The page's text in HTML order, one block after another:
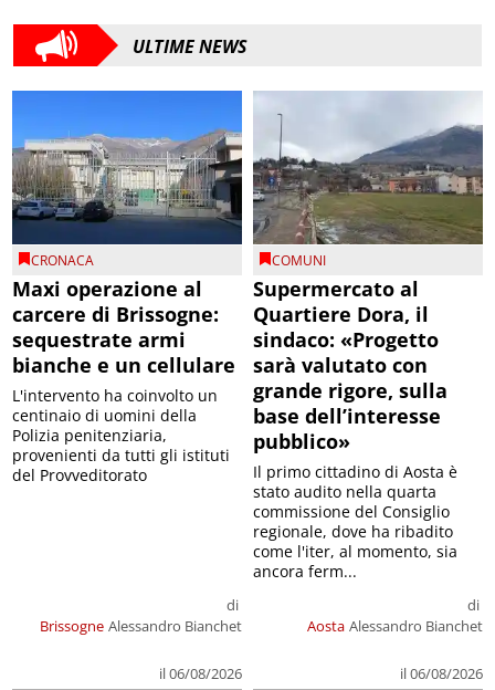
ULTIME NEWS
CRONACA
Maxi operazione al
carcere di Brissogne:
sequestrate armi
bianche e un cellulare
Brissogne
di
Alessandro Bianchet
il 06/08/2026
L'intervento ha coinvolto un
centinaio di uomini della
Polizia penitenziaria,
provenienti da tutti gli istituti
del Provveditorato
COMUNI
Supermercato al
Quartiere Dora, il
sindaco: «Progetto
sarà valutato con
grande rigore, sulla
base dell’interesse
pubblico»
Aosta
di
Alessandro Bianchet
il 06/08/2026
Il primo cittadino di Aosta è
stato audito nella quarta
commissione del Consiglio
regionale, dove ha ribadito
come l'iter, al momento, sia
ancora ferm...